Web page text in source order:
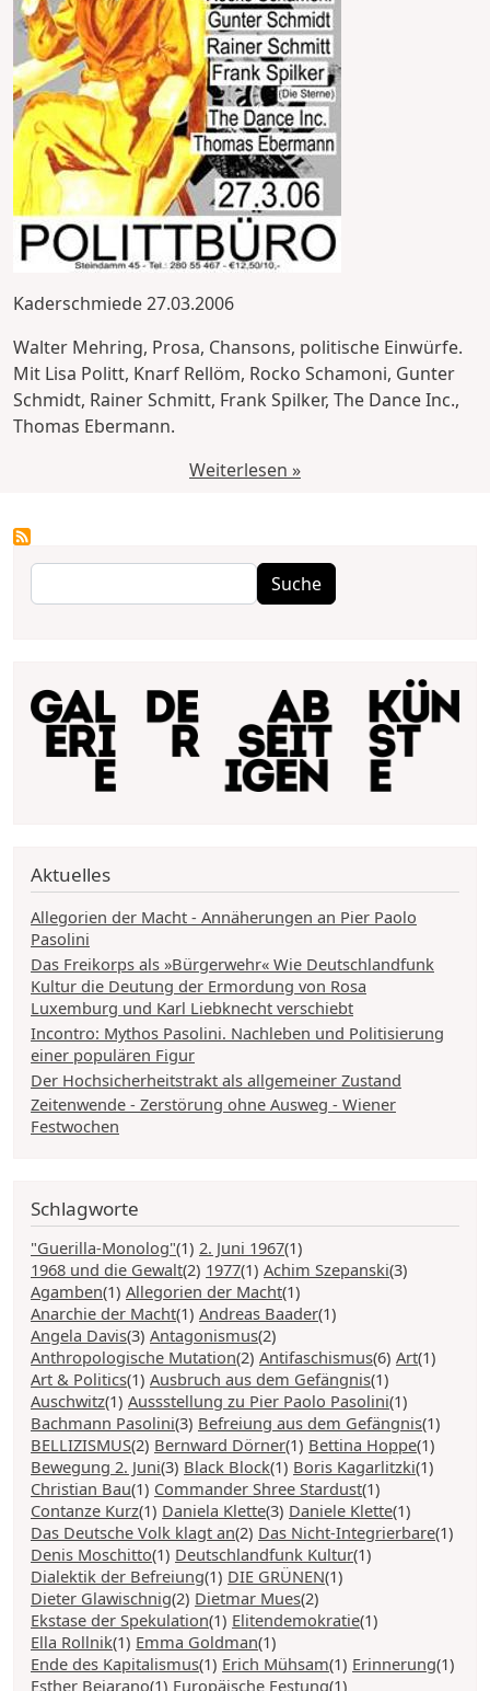
Kaderschmiede 27.03.2006
Walter Mehring, Prosa, Chansons, politische Einwürfe.
Mit Lisa Politt, Knarf Rellöm, Rocko Schamoni, Gunter
Schmidt, Rainer Schmitt, Frank Spilker, The Dance Inc.,
Thomas Ebermann.
Weiterlesen »
Suche Suche
Aktuelles
Allegorien der Macht - Annäherungen an Pier Paolo
Pasolini
Das Freikorps als »Bürgerwehr« Wie Deutschlandfunk
Kultur die Deutung der Ermordung von Rosa
Luxemburg und Karl Liebknecht verschiebt
Incontro: Mythos Pasolini. Nachleben und Politisierung
einer populären Figur
Der Hochsicherheitstrakt als allgemeiner Zustand
Zeitenwende - Zerstörung ohne Ausweg - Wiener
Festwochen
Schlagworte
"Guerilla-Monolog"(1) 2. Juni 1967(1)
1968 und die Gewalt(2) 1977(1) Achim Szepanski(3)
Agamben(1) Allegorien der Macht(1)
Anarchie der Macht(1) Andreas Baader(1)
Angela Davis(3) Antagonismus(2)
Anthropologische Mutation(2) Antifaschismus(6) Art(1)
Art & Politics(1) Ausbruch aus dem Gefängnis(1)
Auschwitz(1) Aussstellung zu Pier Paolo Pasolini(1)
Bachmann Pasolini(3) Befreiung aus dem Gefängnis(1)
BELLIZISMUS(2) Bernward Dörner(1) Bettina Hoppe(1)
Bewegung 2. Juni(3) Black Block(1) Boris Kagarlitzki(1)
Christian Bau(1) Commander Shree Stardust(1)
Contanze Kurz(1) Daniela Klette(3) Daniele Klette(1)
Das Deutsche Volk klagt an(2) Das Nicht-Integrierbare(1)
Denis Moschitto(1) Deutschlandfunk Kultur(1)
Dialektik der Befreiung(1) DIE GRÜNEN(1)
Dieter Glawischnig(2) Dietmar Mues(2)
Ekstase der Spekulation(1) Elitendemokratie(1)
Ella Rollnik(1) Emma Goldman(1)
Ende des Kapitalismus(1) Erich Mühsam(1) Erinnerung(1)
Esther Bejarano(1) Europäische Festung(1)